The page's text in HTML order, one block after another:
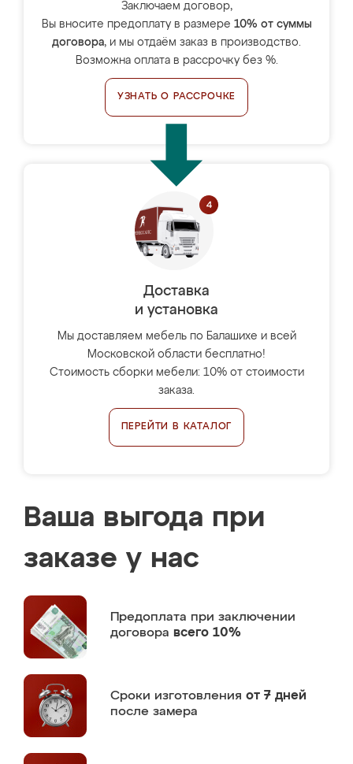
Заключаем договор,
Вы вносите предоплату в размере 10% от суммы
договора, и мы отдаём заказ в производство.
Возможна оплата в рассрочку без %.
УЗНАТЬ О РАССРОЧКЕ
Доставка
и установка
Мы доставляем мебель по Балашихе и всей
Московской области бесплатно!
Стоимость сборки мебели: 10% от стоимости
заказа.
ПЕРЕЙТИ В КАТАЛОГ
Ваша выгода при
заказе у нас
Предоплата при заключении
договора всего 10%
Сроки изготовления от 7 дней
после замера